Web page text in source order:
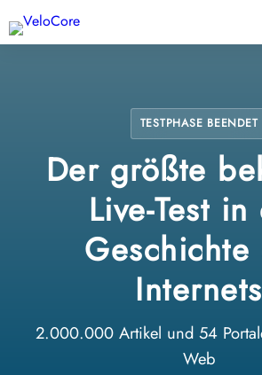
Partnerprogramm
TESTPHASE BEENDET
Der größte
Live-Test
Geschichte
Internets
2.000.000 Artikel und 54
Web